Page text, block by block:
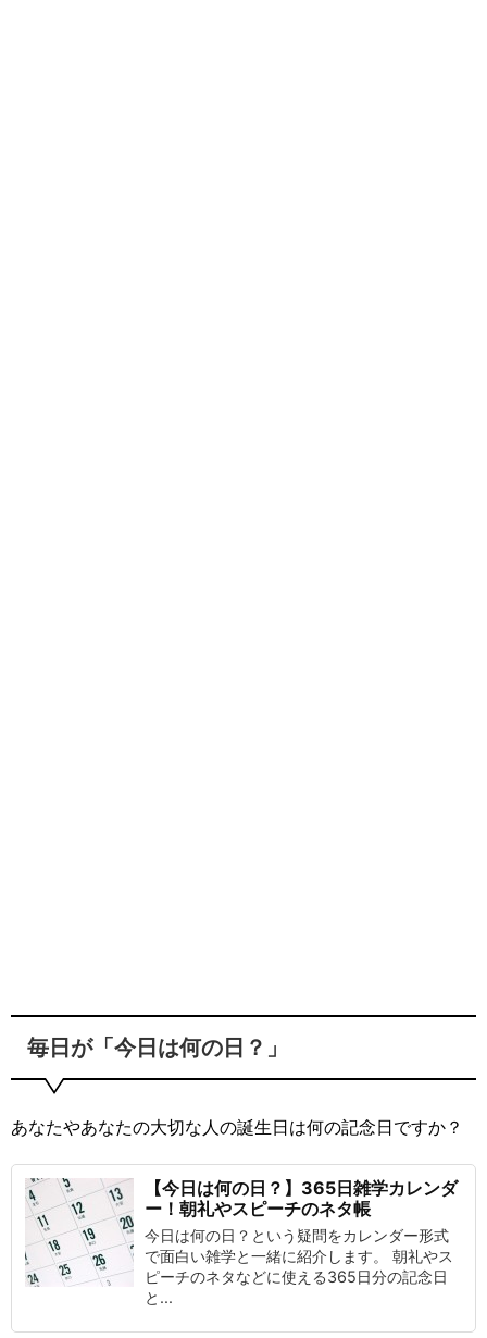
毎日が「今日は何の日？」
あなたやあなたの大切な人の誕生日は何の記念日ですか？
【今日は何の日？】365日雑学カレンダ
ー！朝礼やスピーチのネタ帳
今日は何の日？という疑問をカレンダー形式
で面白い雑学と一緒に紹介します。 朝礼やス
ピーチのネタなどに使える365日分の記念日
と...